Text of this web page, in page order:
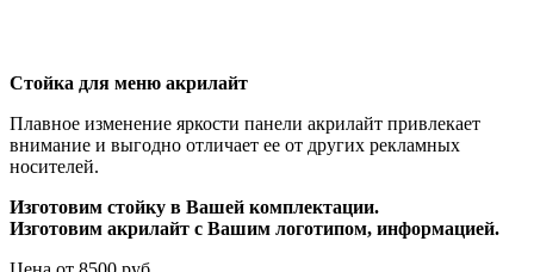
Стойка для меню акрилайт
Плавное изменение яркости панели акрилайт привлекает
внимание и выгодно отличает ее от других рекламных
носителей.
Изготовим стойку в Вашей комплектации.
Изготовим акрилайт с Вашим логотипом, информацией.